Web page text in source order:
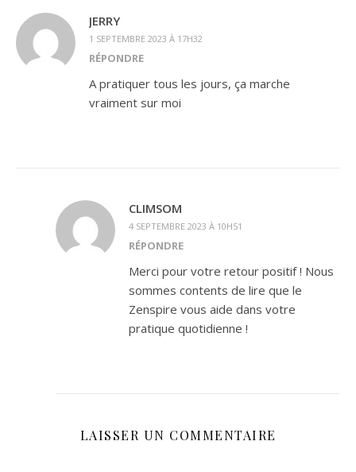
JERRY
1 SEPTEMBRE 2023 À 17H32
RÉPONDRE
A pratiquer tous les jours, ça marche
vraiment sur moi
CLIMSOM
4 SEPTEMBRE 2023 À 10H51
RÉPONDRE
Merci pour votre retour positif ! Nous
sommes contents de lire que le
Zenspire vous aide dans votre
pratique quotidienne !
LAISSER UN COMMENTAIRE